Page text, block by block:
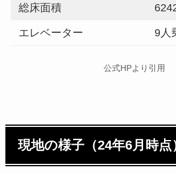
総床面積
エレベーター 9人
公式HPより引用
現地の様子（24年6月時点